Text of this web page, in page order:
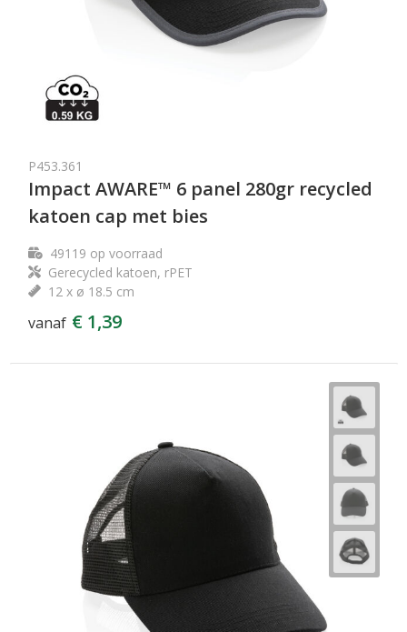
P453.361
Impact AWARE™ 6 panel 280gr recycled
katoen cap met bies
49119 op voorraad
Gerecycled katoen, rPET
12 x ø 18.5 cm
vanaf € 1,39